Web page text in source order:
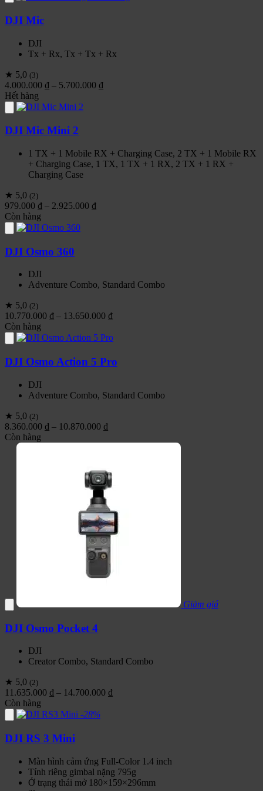
DJI Mic
DJI
Tx + Rx, Tx + Tx + Rx
★ 5,0 (3)
4.000.000 ₫ – 5.700.000 ₫Khoảng
Hết hàng
DJI Mic Mini 2
1 TX + 1 Mobile RX + Charging Case, 2 TX + 1 Mobile RX
+ Charging Case, 1 TX, 1 TX + 1 RX, 2 TX + 1 RX +
Charging Case
★ 5,0 (2)
979.000 ₫ – 2.925.000 ₫Khoảng
Còn hàng
DJI Osmo 360
DJI
Adventure Combo, Standard Combo
★ 5,0 (2)
10.770.000 ₫ – 13.650.000 ₫Khoảng
từ
13.650.000 ₫
Còn hàng
DJI Osmo Action 5 Pro
DJI
Adventure Combo, Standard Combo
★ 5,0 (2)
8.360.000 ₫ – 10.870.000 ₫Khoảng
10.870.000 ₫
Còn hàng
Giảm giá
DJI Osmo Pocket 4
DJI
Creator Combo, Standard Combo
★ 5,0 (2)
11.635.000 ₫ – 14.700.000 ₫Khoảng
Còn hàng
-28%
DJI RS 3 Mini
Màn hình cảm ứng Full-Color 1.4 inch
Tính riêng gimbal nặng 795g
Ở trạng thái mở 180×159×296mm